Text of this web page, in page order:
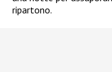
ripartono.